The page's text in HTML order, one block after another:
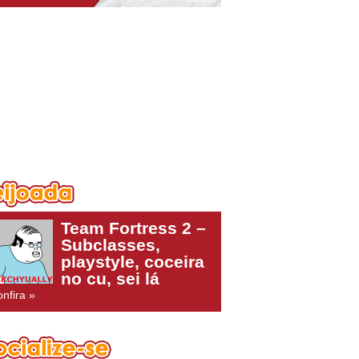
Team Fortress 2 –
Subclasses,
playstyle, coceira
no cu, sei lá
»